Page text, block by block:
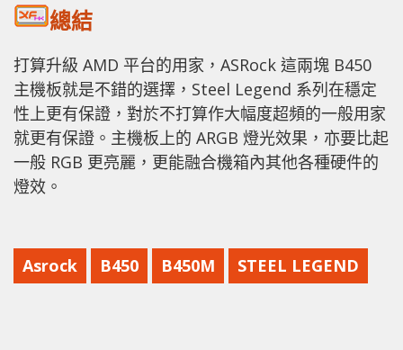
總結
打算升級 AMD 平台的用家，ASRock 這兩塊 B450
主機板就是不錯的選擇，Steel Legend 系列在穩定
性上更有保證，對於不打算作大幅度超頻的一般用家
就更有保證。主機板上的 ARGB 燈光效果，亦要比起
一般 RGB 更亮麗，更能融合機箱內其他各種硬件的
燈效。
Asrock B450 B450M STEEL LEGEND